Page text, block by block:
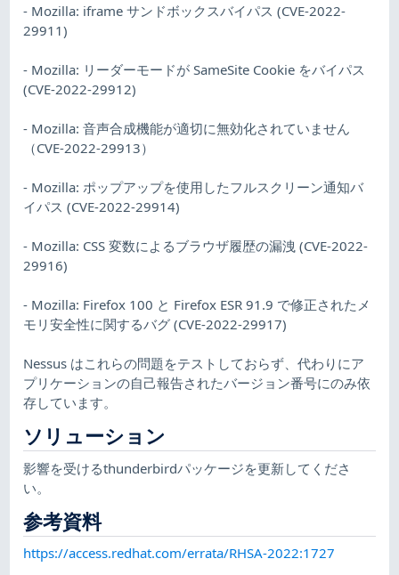
- Mozilla: iframe サンドボックスバイパス (CVE-2022-
29911)
- Mozilla: リーダーモードが SameSite Cookie をバイパス
(CVE-2022-29912)
- Mozilla: 音声合成機能が適切に無効化されていません
（CVE-2022-29913）
- Mozilla: ポップアップを使用したフルスクリーン通知バ
イパス (CVE-2022-29914)
- Mozilla: CSS 変数によるブラウザ履歴の漏洩 (CVE-2022-
29916)
- Mozilla: Firefox 100 と Firefox ESR 91.9 で修正されたメ
モリ安全性に関するバグ (CVE-2022-29917)
Nessus はこれらの問題をテストしておらず、代わりにア
プリケーションの自己報告されたバージョン番号にのみ依
存しています。
ソリューション
影響を受けるthunderbirdパッケージを更新してくださ
い。
参考資料
https://access.redhat.com/errata/RHSA-2022:1727